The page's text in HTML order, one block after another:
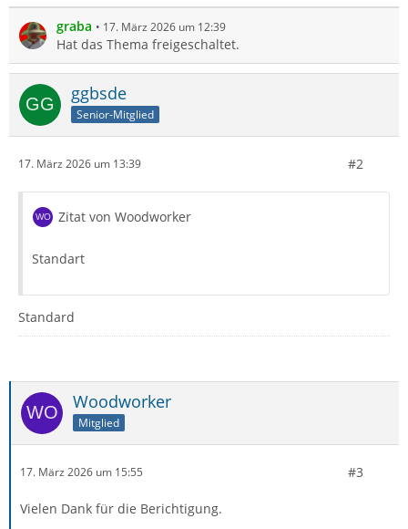
graba 17. März 2026 um 12:39
Hat das Thema freigeschaltet.
ggbsde
Senior-Mitglied
17. März 2026 um 13:39 #2
Zitat von Woodworker
Standart
Standard
Woodworker
Mitglied
17. März 2026 um 15:55 #3
Vielen Dank für die Berichtigung.